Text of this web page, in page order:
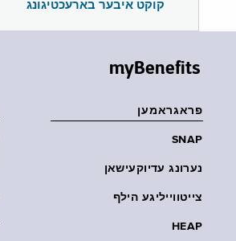
קוקט איבער בארעכטיגונג
myBenefits
פראגראמען
SNAP
נערונג עדיוקעישאן
צייטווייליגע הילף
HEAP